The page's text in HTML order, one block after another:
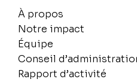
À propos
Notre impact
Équipe
Conseil
Rapport d’activité